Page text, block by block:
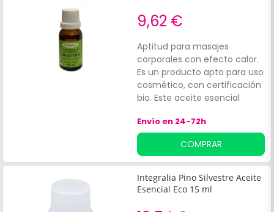
9,62 €
Aptitud para masajes
corporales con efecto calor.
Es un producto apto para uso
cosmético, con certificación
bio. Este aceite esencial
Relajar los músculos.
Envío en 24-72h
COMPRAR
Integralia Pino Silvestre Aceite
Esencial Eco 15 ml